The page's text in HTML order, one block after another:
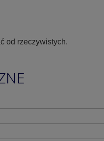
od rzeczywistych.